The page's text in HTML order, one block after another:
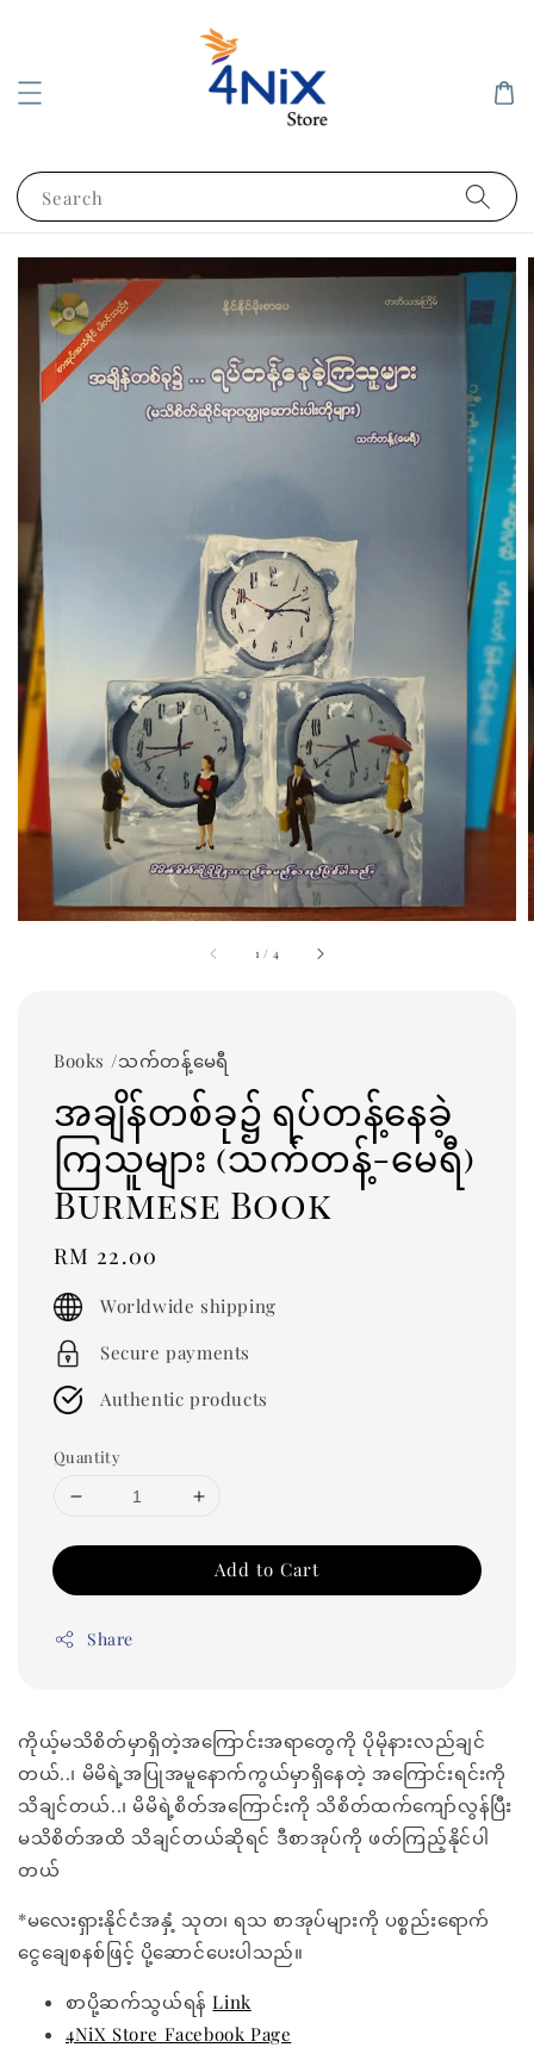
Search
1 / 4
Books /သက်တန့်မေရီ
အချိန်တစ်ခု၌ ရပ်တန့်နေခဲ့
ကြသူများ (သက်တန့်-မေရီ)
Burmese Book
Regular
price
RM 22.00
Worldwide shipping
Secure payments
Authentic products
Quantity
Add to Cart
Share
ကိုယ့်မသိစိတ်မှာရှိတဲ့အကြောင်းအရာတွေကို ပိုမိုနားလည်ချင်
တယ်..၊ မိမိရဲ့အပြုအမူနောက်ကွယ်မှာရှိနေတဲ့ အကြောင်းရင်းကို
သိချင်တယ်..၊ မိမိရဲ့စိတ်အကြောင်းကို သိစိတ်ထက်ကျော်လွန်ပြီး
မသိစိတ်အထိ သိချင်တယ်ဆိုရင် ဒီစာအုပ်ကို ဖတ်ကြည့်နိုင်ပါ
တယ်
*မလေးရှားနိုင်ငံအနှံ့ သုတ၊ ရသ စာအုပ်များကို ပစ္စည်းရောက်
ငွေချေစနစ်ဖြင့် ပို့ဆောင်ပေးပါသည်။
စာပို့ဆက်သွယ်ရန်Link
4NiX Store Facebook Page